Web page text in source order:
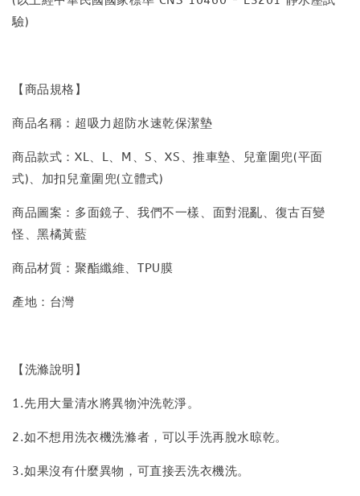
驗)
【商品規格】
商品名稱：超吸力超防水速乾保潔墊
商品款式：XL、L、M、S、XS、推車墊、兒童圍兜(平面
式)、加扣兒童圍兜(立體式)
商品圖案：多面鏡子、我們不一樣、面對混亂、復古百變
怪、黑橘黃藍
商品材質：聚酯纖維、TPU膜
產地：台灣
【洗滌說明】
1.先用大量清水將異物沖洗乾淨。
2.如不想用洗衣機洗滌者，可以手洗再脫水晾乾。
3.如果沒有什麼異物，可直接丟洗衣機洗。